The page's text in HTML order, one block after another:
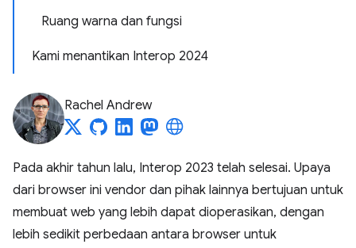
Ruang warna dan fungsi
Kami menantikan Interop 2024
Rachel Andrew
Pada akhir tahun lalu, Interop 2023 telah selesai. Upaya
dari browser ini vendor dan pihak lainnya bertujuan untuk
membuat web yang lebih dapat dioperasikan, dengan
lebih sedikit perbedaan antara browser untuk